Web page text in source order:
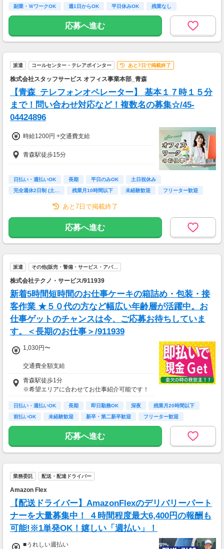
◎最短で翌日に支給！
日払いも週払いも選択可能です！
副業・ＷワークOK 週1日からOK 平日休みOK
残業なし
残業月10時間以下
応募へ進む
派遣 コールセンター・テレアポインター あと7日で掲載終了
株式会社スタッフサービス オフィス事業本部_青森
【青森_テレフォンオペレーター】 基本１７時１５分
まで！問い合わせ対応など！複数名の募集☆/45-
04424896
時給1200円 +交通費支給
青森駅徒歩15分
日払い・週払いOK 長期 平日のみOK
土日祝休み
完全週休2日制 (土…
残業月10時間以下 未経験歓迎
フリーター歓迎
あと7日で掲載終了
応募へ進む
派遣 その他(販売・警備・サービス・アパ…
株式会社テクノ・サービス/911939
新着5時間短時間のお仕事ケーキの箱詰め・包装・接
客作業 ★５０代の方など幅広い年齢層が活躍中。お
仕事ゲットのチャンスは今、ご応募お待ちしていま
す。＜長期のお仕事＞/911939
1,030円〜
交通費全額支給
即払い制度有
青森駅徒歩1分
※希望エリアに合わせてお仕事紹介可能です！
日払い・週払いOK 長期 即日勤務OK 深夜
残業月20時間以下
前払いOK
未経験歓迎 新卒・第二新卒歓迎 フリーター歓迎
応募へ進む
業務委託 配送・配達ドライバー
Amazon Flex
【配送ドライバー】AmazonFlexのデリバリーパート
ナーを大量募集中！ ４時間程度最大6,400円の報酬も
可能!※1単発OK！嬉しい「週払い」！
■うれしい週払い